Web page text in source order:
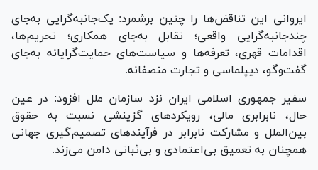
ایروانی این تناقض‌ها را چنین برشمرد: یک‌جانبه‌گرایی به‌جای
چندجانبه‌گرایی واقعی؛ تقابل به‌جای همکاری؛ تحریم‌ها،
اقدامات قهری، تعرفه‌ها و سیاست‌های حمایت‌گرایانه به‌جای
گفت‌و‌گو، دیپلماسی و تجارت منصفانه.
سفیر جمهوری اسلامی ایران نزد سازمان ملل افزود: در عین
حال، نابرابری مالی، رویکرد‌های گزینشی نسبت به حقوق
بین‌الملل و مشارکت نابرابر در فرآیند‌های تصمیم‌گیری جهانی
همچنان به تعمیق بی‌اعتمادی و بی‌ثباتی دامن می‌زند.